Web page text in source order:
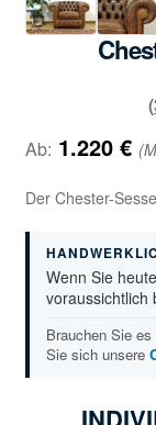
(
Ab: 1.220 €
Der Chester-
Wenn Sie
voraussichtlich
Brauchen Sie
Sie sich unsere